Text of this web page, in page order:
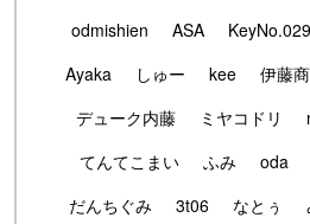
odmishien
ASA KeyNo.029
Ayaka
しゅー kee 伊藤
デューク内藤
ミヤコドリ
てんてこまい
ふみ oda
だんちぐみ
3t06 なとぅ